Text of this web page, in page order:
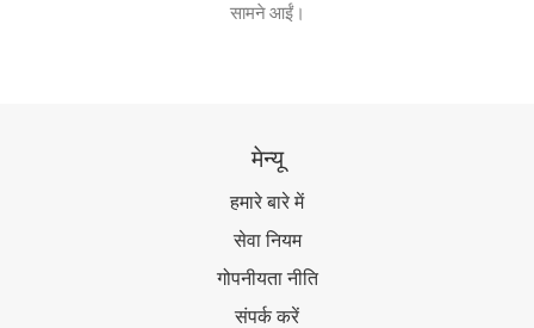
सामने आईं।
मेन्यू
हमारे बारे में
सेवा नियम
गोपनीयता नीति
संपर्क करें